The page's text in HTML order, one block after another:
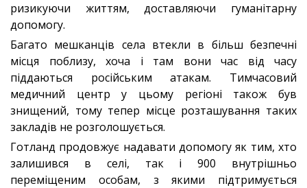
ризикуючи життям, доставляючи гуманітарну
допомогу.
Багато мешканців села втекли в більш безпечні
місця поблизу, хоча і там вони час від часу
піддаються російським атакам. Тимчасовий
медичний центр у цьому регіоні також був
знищений, тому тепер місце розташування таких
закладів не розголошується.
Готланд продовжує надавати допомогу як тим, хто
залишився в селі, так і 900 внутрішньо
переміщеним особам, з якими підтримується